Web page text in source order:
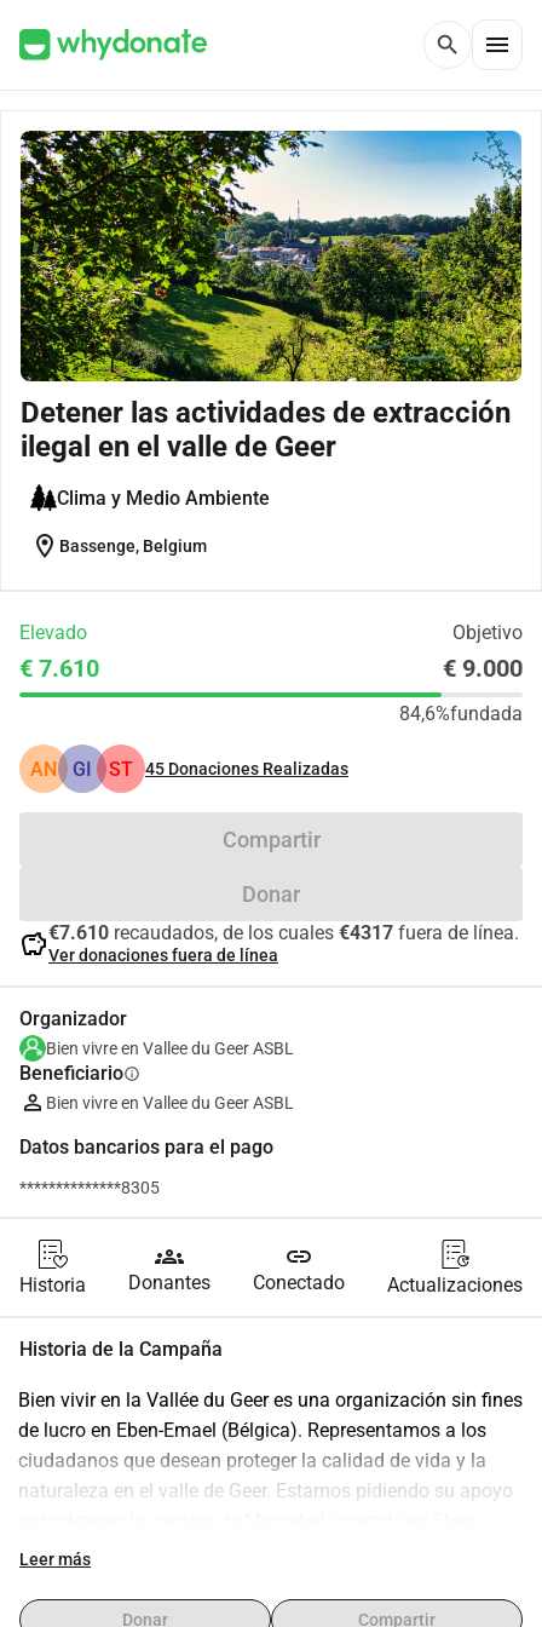
search menu
Detener las actividades de extracción
ilegal en el valle de Geer
Clima y Medio Ambiente
location_on Bassenge, Belgium
Elevado Objetivo
€ 7.610 € 9.000
84,6%fundada
AN GI ST 45 Donaciones Realizadas
Compartir
Donar
savings€7.610 recaudados, de los cuales €4317 fuera de línea.
Ver donaciones fuera de línea
Organizador
Bien vivre en Vallee du Geer ASBL
Beneficiarioinfo
Bien vivre en Vallee du Geer ASBL
Datos bancarios para el pago
**************8305
Historia
groups
Donantes
link
Conectado Actualizaciones
Historia de la Campaña
Bien vivir en la Vallée du Geer es una organización sin fines
de lucro en Eben-Emael (Bélgica). Representamos a los
ciudadanos que desean proteger la calidad de vida y la
naturaleza en el valle de Geer. Estamos pidiendo su apoyo
Emael por Sibelco-Hermans sin un permiso válido desde
legales contra la importación masiva de tierras a la cantera
Leer más
Donar Compartir